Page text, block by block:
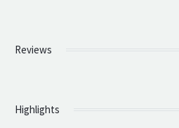
Reviews
Highlights